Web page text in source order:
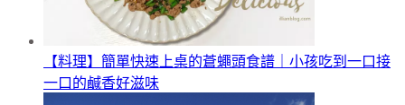
【料理】簡單快速上桌的蒼蠅頭食譜｜小孩吃到一口接
一口的鹹香好滋味